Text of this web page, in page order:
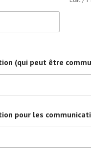
(qui peut être
pour les